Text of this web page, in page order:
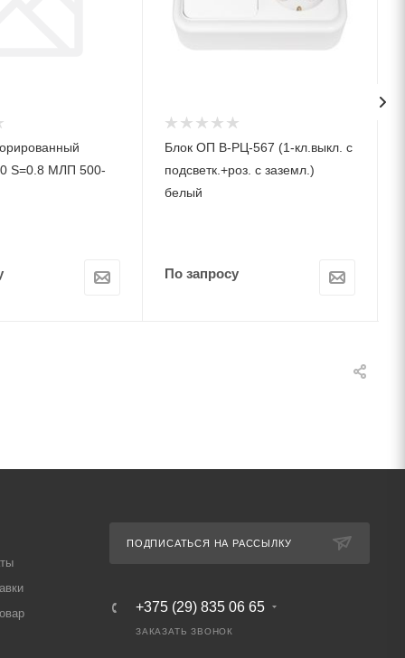
S=0.8 МЛП 500-
Блок ОП В-РЦ-567 (1-кл.выкл. с
подсветк.+роз. c заземл.)
белый
По запросу
ПОДПИСАТЬСЯ НА РАССЫЛКУ
+375 (29) 835 06 65
ЗАКАЗАТЬ ЗВОНОК